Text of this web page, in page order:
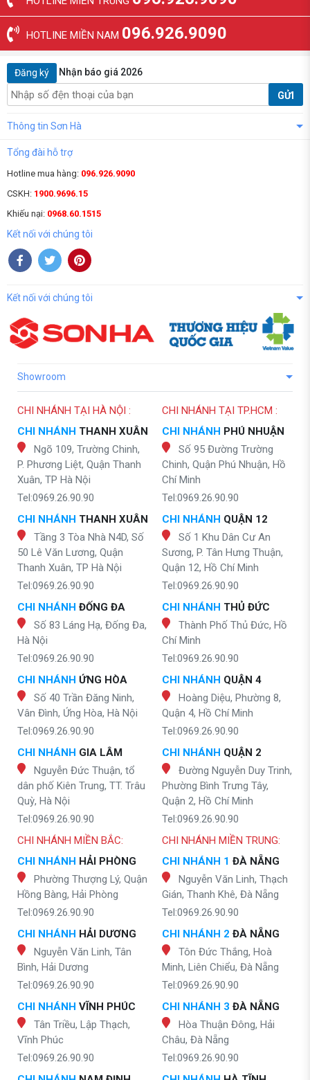
HOTLINE MIỀN NAM 096.926.9090
Đăng ký Nhận báo giá 2026
GỬI
Thông tin Sơn Hà
Tổng đài hỗ trợ
Hotline mua hàng: 096.926.9090
CSKH: 1900.9696.15
Khiếu nại: 0968.60.1515
Kết nối với chúng tôi
Kết nối với chúng tôi
Showroom
CHI NHÁNH TẠI HÀ NỘI :
CHI NHÁNH THANH XUÂN
Ngõ 109, Trường Chinh,
P. Phương Liệt, Quận Thanh
Xuân, TP Hà Nội
Tel:0969.26.90.90
CHI NHÁNH THANH XUÂN
Tầng 3 Tòa Nhà N4D, Số
50 Lê Văn Lương, Quận
Thanh Xuân, TP Hà Nội
Tel:0969.26.90.90
CHI NHÁNH ĐỐNG ĐA
Số 83 Láng Hạ, Đống Đa,
Hà Nội
Tel:0969.26.90.90
CHI NHÁNH ỨNG HÒA
Số 40 Trần Đăng Ninh,
Vân Đình, Ứng Hòa, Hà Nội
Tel:0969.26.90.90
CHI NHÁNH GIA LÂM
Nguyễn Đức Thuận, tổ
dân phố Kiên Trung, TT. Trâu
Quỳ, Hà Nội
Tel:0969.26.90.90
CHI NHÁNH TẠI TP.HCM :
CHI NHÁNH PHÚ NHUẬN
Số 95 Đường Trường
Chinh, Quận Phú Nhuận, Hồ
Chí Minh
Tel:0969.26.90.90
CHI NHÁNH QUẬN 12
Số 1 Khu Dân Cư An
Sương, P. Tân Hưng Thuận,
Quận 12, Hồ Chí Minh
Tel:0969.26.90.90
CHI NHÁNH THỦ ĐỨC
Thành Phố Thủ Đức, Hồ
Chí Minh
Tel:0969.26.90.90
CHI NHÁNH QUẬN 4
Hoàng Diệu, Phường 8,
Quận 4, Hồ Chí Minh
Tel:0969.26.90.90
CHI NHÁNH QUẬN 2
Đường Nguyễn Duy Trinh,
Phường Bình Trưng Tây,
Quận 2, Hồ Chí Minh
Tel:0969.26.90.90
CHI NHÁNH MIỀN BẮC:
CHI NHÁNH HẢI PHÒNG
Phường Thượng Lý, Quận
Hồng Bàng, Hải Phòng
Tel:0969.26.90.90
CHI NHÁNH HẢI DƯƠNG
Nguyễn Văn Linh, Tân
Bình, Hải Dương
Tel:0969.26.90.90
CHI NHÁNH VĨNH PHÚC
Tân Triều, Lập Thạch,
Vĩnh Phúc
Tel:0969.26.90.90
CHI NHÁNH MIỀN TRUNG:
CHI NHÁNH 1 ĐÀ NẴNG
Nguyễn Văn Linh, Thạch
Gián, Thanh Khê, Đà Nẵng
Tel:0969.26.90.90
CHI NHÁNH 2 ĐÀ NẴNG
Tôn Đức Thắng, Hoà
Minh, Liên Chiểu, Đà Nẵng
Tel:0969.26.90.90
CHI NHÁNH 3 ĐÀ NẴNG
Hòa Thuận Đông, Hải
Châu, Đà Nẵng
Tel:0969.26.90.90